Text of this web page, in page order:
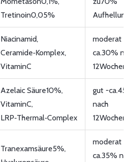
Tretinoin0,05%
Aufhellung
Niacinamid,
Ceramide‑Komplex,
VitaminC
moderat -
ca.30%
12Wochen
Azelaic Säure10%,
VitaminC,
LRP‑Thermal‑Complex
gut -
nach
12Wochen
Tranexamsäure5%,
moderat -
ca.35%